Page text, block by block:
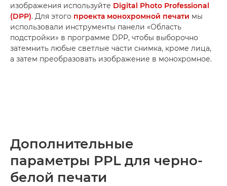
изображения используйте Digital Photo Professional
(DPP). Для этого проекта монохромной печати мы
использовали инструменты панели «Область
подстройки» в программе DPP, чтобы выборочно
затемнить любые светлые части снимка, кроме лица,
а затем преобразовать изображение в монохромное.
Дополнительные
параметры PPL для черно-
белой печати